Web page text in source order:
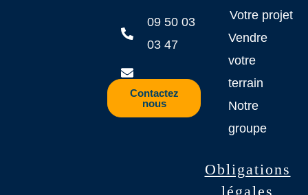
09 50 03
03 47
Contactez
nous
Votre projet
Vendre
votre
terrain
Notre
groupe
Obligations
légales